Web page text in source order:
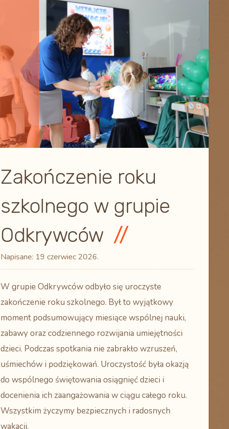
Zakończenie roku
szkolnego w grupie
Odkrywców
Napisane: 19 czerwiec 2026.
W grupie Odkrywców odbyło się uroczyste
zakończenie roku szkolnego. Był to wyjątkowy
moment podsumowujący miesiące wspólnej nauki,
zabawy oraz codziennego rozwijania umiejętności
dzieci. Podczas spotkania nie zabrakło wzruszeń,
uśmiechów i podziękowań. Uroczystość była okazją
do wspólnego świętowania osiągnięć dzieci i
docenienia ich zaangażowania w ciągu całego roku.
Wszystkim życzymy bezpiecznych i radosnych
wakacji.